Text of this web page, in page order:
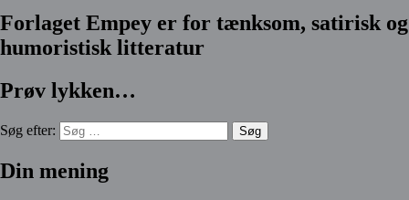
Forlaget Empey er for tænksom, satirisk og
humoristisk litteratur
Prøv lykken…
Søg efter:
Din mening